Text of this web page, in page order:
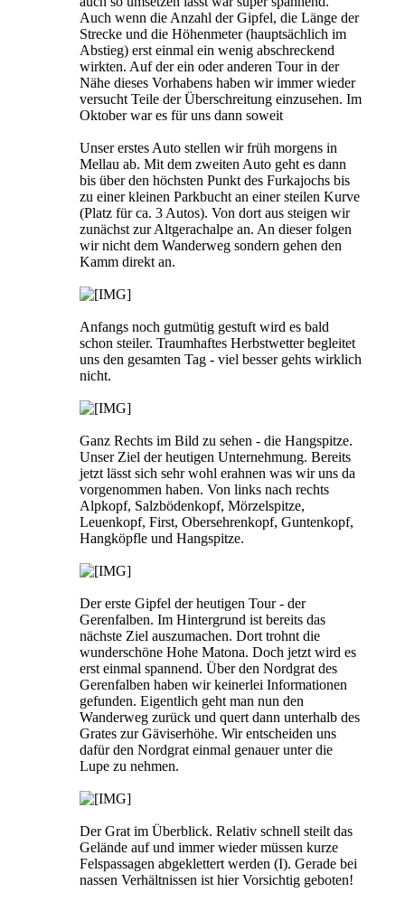
Auch wenn die Anzahl der Gipfel, die Länge der
Strecke und die Höhenmeter (hauptsächlich im
Abstieg) erst einmal ein wenig abschreckend
wirkten. Auf der ein oder anderen Tour in der
Nähe dieses Vorhabens haben wir immer wieder
versucht Teile der Überschreitung einzusehen. Im
Oktober war es für uns dann soweit
Unser erstes Auto stellen wir früh morgens in
Mellau ab. Mit dem zweiten Auto geht es dann
bis über den höchsten Punkt des Furkajochs bis
zu einer kleinen Parkbucht an einer steilen Kurve
(Platz für ca. 3 Autos). Von dort aus steigen wir
zunächst zur Altgerachalpe an. An dieser folgen
wir nicht dem Wanderweg sondern gehen den
Kamm direkt an.
Anfangs noch gutmütig gestuft wird es bald
schon steiler. Traumhaftes Herbstwetter begleitet
uns den gesamten Tag - viel besser gehts wirklich
nicht.
Ganz Rechts im Bild zu sehen - die Hangspitze.
Unser Ziel der heutigen Unternehmung. Bereits
jetzt lässt sich sehr wohl erahnen was wir uns da
vorgenommen haben. Von links nach rechts
Alpkopf, Salzbödenkopf, Mörzelspitze,
Leuenkopf, First, Obersehrenkopf, Guntenkopf,
Hangköpfle und Hangspitze.
Der erste Gipfel der heutigen Tour - der
Gerenfalben. Im Hintergrund ist bereits das
nächste Ziel auszumachen. Dort trohnt die
wunderschöne Hohe Matona. Doch jetzt wird es
erst einmal spannend. Über den Nordgrat des
Gerenfalben haben wir keinerlei Informationen
gefunden. Eigentlich geht man nun den
Wanderweg zurück und quert dann unterhalb des
Grates zur Gäviserhöhe. Wir entscheiden uns
dafür den Nordgrat einmal genauer unter die
Lupe zu nehmen.
Der Grat im Überblick. Relativ schnell steilt das
Gelände auf und immer wieder müssen kurze
Felspassagen abgeklettert werden (I). Gerade bei
nassen Verhältnissen ist hier Vorsichtig geboten!